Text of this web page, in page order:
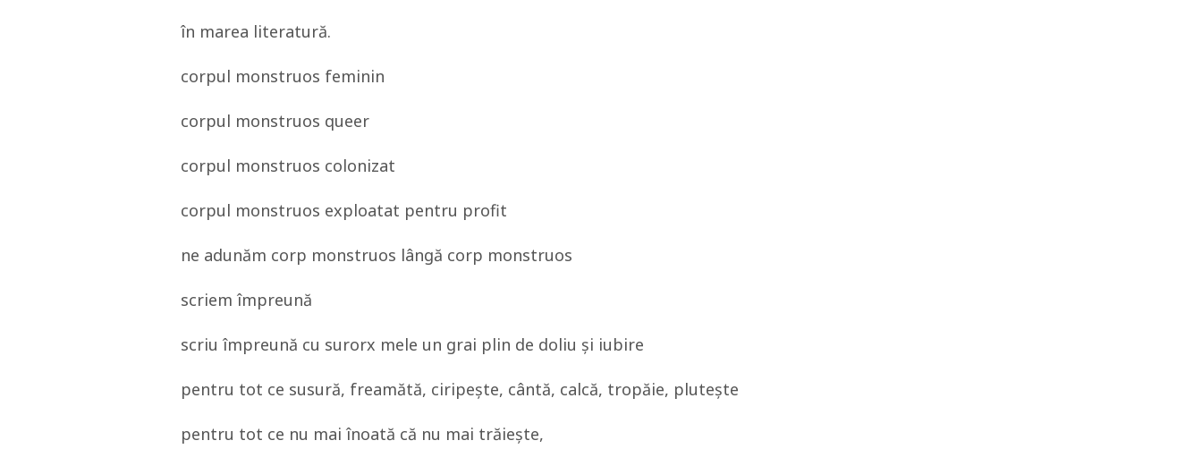
în marea literatură.
corpul monstruos feminin
corpul monstruos queer
corpul monstruos colonizat
corpul monstruos exploatat pentru profit
ne adunăm corp monstruos lângă corp monstruos
scriem împreună
scriu împreună cu surorx mele un grai plin de doliu și iubire
pentru tot ce susură, freamătă, ciripește, cântă, calcă, tropăie, plutește
pentru tot ce nu mai înoată că nu mai trăiește,